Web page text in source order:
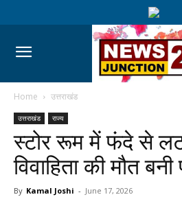
Home उत्तराखंड
उत्तराखंड राज्य
स्टोर रूम में फंदे से
विवाहिता की मौत
By Kamal Joshi - June 17, 2026